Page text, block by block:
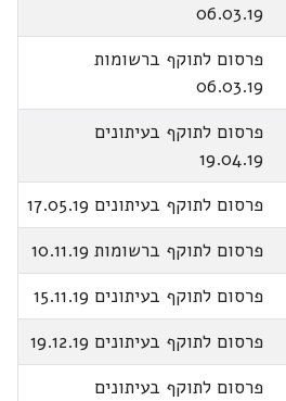
06.03.19
פרסום לתוקף ברשומות
06.03.19
פרסום לתוקף בעיתונים
19.04.19
פרסום לתוקף בעיתונים 17.05.19
פרסום לתוקף ברשומות 10.11.19
פרסום לתוקף בעיתונים 15.11.19
פרסום לתוקף בעיתונים 19.12.19
פרסום לתוקף בעיתונים